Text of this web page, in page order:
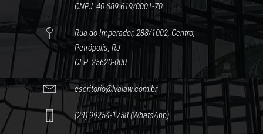
CNPJ: 40.689.619/0001-70
Rua do Imperador, 288/1002, Centro,
Petrópolis, RJ
CEP: 25620-000
escritorio@lvalaw.com.br
(24) 99254-1758 (WhatsApp)